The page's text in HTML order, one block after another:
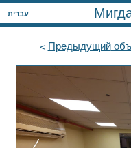
עברית
Предыдущий